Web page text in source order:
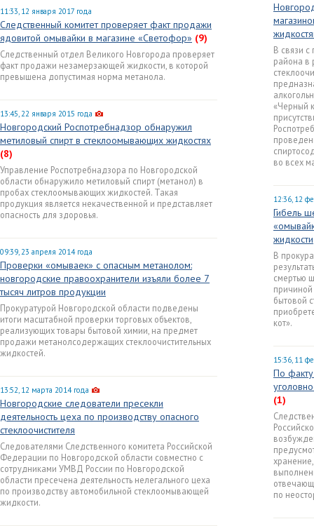
11:33, 12 января 2017 года
Следственный комитет проверяет факт продажи
ядовитой омывайки в магазине «Светофор» (9)
Следственный отдел Великого Новгорода проверяет
факт продажи незамерзающей жидкости, в которой
превышена допустимая норма метанола.
13:45, 22 января 2015 года
Новгородский Роспотребнадзор обнаружил
метиловый спирт в стеклоомывающих жидкостях
(8)
Управление Роспотребнадзора по Новгородской
области обнаружило метиловый спирт (метанол) в
пробах стеклоомывающих жидкостей. Такая
продукция является некачественной и представляет
опасность для здоровья.
09:39, 23 апреля 2014 года
Проверки «омываек» с опасным метанолом:
новгородские правоохранители изъяли более 7
тысяч литров продукции
Прокуратурой Новгородской области подведены
итоги масштабной проверки торговых объектов,
реализующих товары бытовой химии, на предмет
продажи метанолсодержащих стеклоочистительных
жидкостей.
13:52, 12 марта 2014 года
Новгородские следователи пресекли
деятельность цеха по производству опасного
стеклоочистителя
Следователями Следственного комитета Российской
Федерации по Новгородской области совместно с
сотрудниками УМВД России по Новгородской
области пресечена деятельность нелегального цеха
по производству автомобильной стеклоомывающей
жидкости.
В связи
района в
«Черный
во всех
12:36, 12
Гибель
жидкости
В
смертью
бытовой
кот».
15:36, 11
По
(1)
по